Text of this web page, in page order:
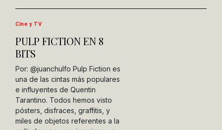
Cine y TV
PULP FICTION EN 8
BITS
Por: @juanchulfo Pulp Fiction es
una de las cintas más populares
e influyentes de Quentin
Tarantino. Todos hemos visto
pósters, disfraces, graffitis, y
miles de objetos referentes a la